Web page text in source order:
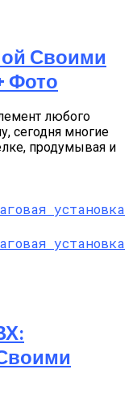
Своими
Фото
любого
сегодня многие
продумывая и